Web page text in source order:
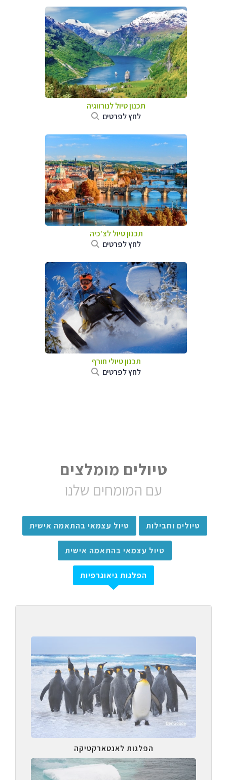
תכנון טיול לנורווגיה
לחץ לפרטים
תכנון טיול לצ'כיה
לחץ לפרטים
תכנון טיולי חורף
לחץ לפרטים
טיולים מומלצים
עם המומחים שלנו
טיולים וחבילות טיול עצמאי בהתאמה אישית
טיול עצמאי בהתאמה אישית
הפלגות גיאוגרפיות
הפלגות לאנטארקטיקה